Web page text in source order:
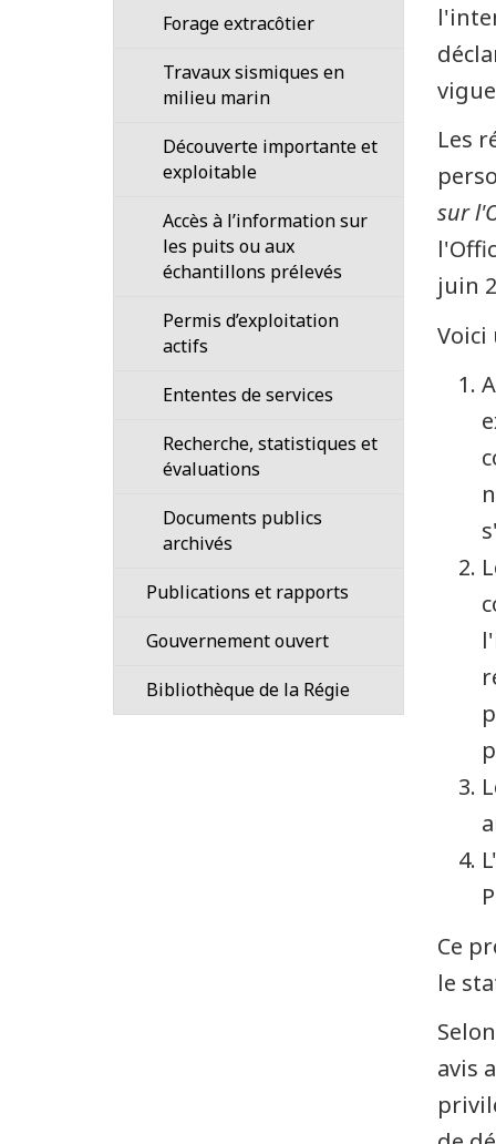
Les
sur
juin
Voici
Ce
le
avis
structure
Conseil
d’administration
Délais
et
de
service
de
Régie
le
de
réglementation
Coopération
en
de
réglementation
et
connexes
sur
les
pétrolières
au
Canada,
autres
lois
–
règlements
et
documents
Plan
de
réglementation
Accords
de
postuler
emploi?
de
carrière
Emplois
étudiants
Fiches
renseignements
Accréditation
médias
et
lignes
Quoi
neuf?
Archives
en
vedette
Forage extracôtier
Travaux sismiques en
milieu marin
Découverte importante et
exploitable
Accès à l’information sur
les puits ou aux
échantillons prélevés
Permis d’exploitation
actifs
Ententes de services
Recherche, statistiques et
évaluations
Documents publics
archivés
Publications et rapports
Gouvernement ouvert
Transparence
Bibliothèque de la Régie